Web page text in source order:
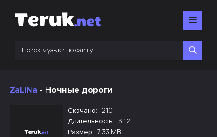
ZaLiNa - Ночные дороги
Скачано: 210
Длительность: 3:12
Размер: 7.33 MB